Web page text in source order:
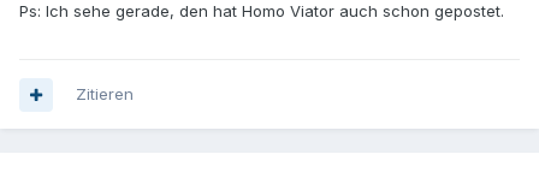
Ps: Ich sehe gerade, den hat Homo Viator auch schon gepostet.
Zitieren